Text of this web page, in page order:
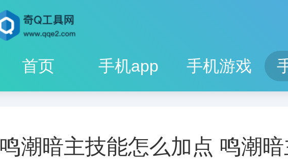
首页 手机app 手机游戏
鸣潮暗主技能怎么加点 鸣潮